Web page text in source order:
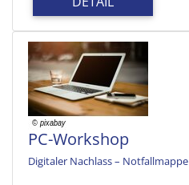
PC-Workshop
Digitaler Nachlass – Notfallmappe